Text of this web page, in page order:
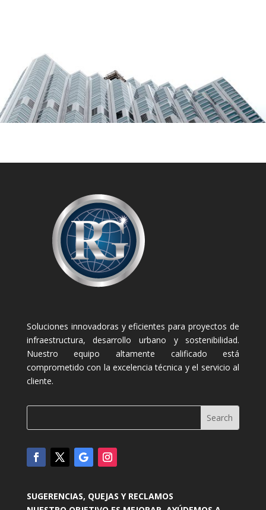
Soluciones innovadoras y eficientes para proyectos de
infraestructura, desarrollo urbano y sostenibilidad.
Nuestro equipo altamente calificado está
comprometido con la excelencia técnica y el servicio al
cliente.
SUGERENCIAS, QUEJAS Y RECLAMOS